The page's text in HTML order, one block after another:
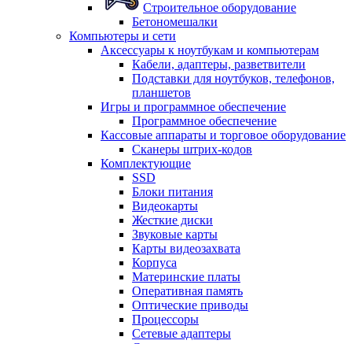
Строительное оборудование
Бетономешалки
Компьютеры и сети
Аксессуары к ноутбукам и компьютерам
Кабели, адаптеры, разветвители
Подставки для ноутбуков, телефонов,
планшетов
Игры и программное обеспечение
Программное обеспечение
Кассовые аппараты и торговое оборудование
Сканеры штрих-кодов
Комплектующие
SSD
Блоки питания
Видеокарты
Жесткие диски
Звуковые карты
Карты видеозахвата
Корпуса
Материнские платы
Оперативная память
Оптические приводы
Процессоры
Сетевые адаптеры